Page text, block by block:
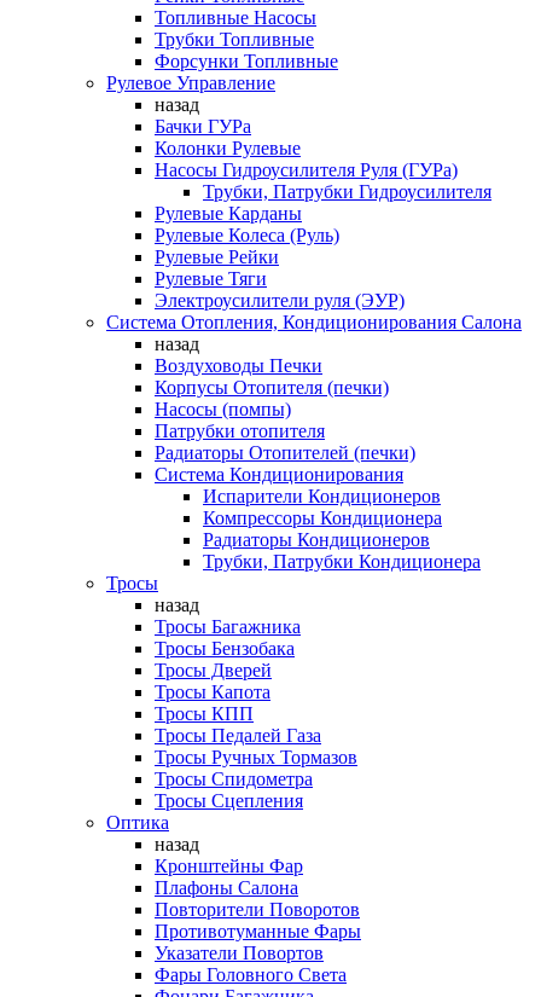
Топливные Насосы
Трубки Топливные
Форсунки Топливные
Рулевое Управление
назад
Бачки ГУРа
Колонки Рулевые
Насосы Гидроусилителя Руля (ГУРа)
Трубки, Патрубки Гидроусилителя
Рулевые Карданы
Рулевые Колеса (Руль)
Рулевые Рейки
Рулевые Тяги
Электроусилители руля (ЭУР)
Система Отопления, Кондиционирования Салона
назад
Воздуховоды Печки
Корпусы Отопителя (печки)
Насосы (помпы)
Патрубки отопителя
Радиаторы Отопителей (печки)
Система Кондиционирования
Испарители Кондиционеров
Компрессоры Кондиционера
Радиаторы Кондиционеров
Трубки, Патрубки Кондиционера
Тросы
назад
Тросы Багажника
Тросы Бензобака
Тросы Дверей
Тросы Капота
Тросы КПП
Тросы Педалей Газа
Тросы Ручных Тормазов
Тросы Спидометра
Тросы Сцепления
Оптика
назад
Кронштейны Фар
Плафоны Салона
Повторители Поворотов
Противотуманные Фары
Указатели Повортов
Фары Головного Света